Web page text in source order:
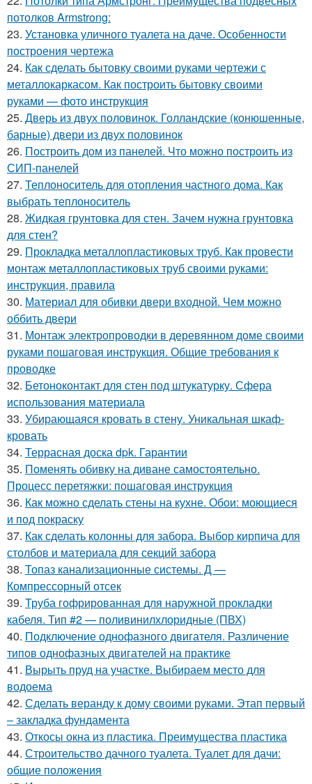
потолков Armstrong:
23. Установка уличного туалета на даче. Особенности
построения чертежа
24. Как сделать бытовку своими руками чертежи с
металлокаркасом. Как построить бытовку своими
руками — фото инструкция
25. Дверь из двух половинок. Голландские (конюшенные,
барные) двери из двух половинок
26. Построить дом из панелей. Что можно построить из
СИП-панелей
27. Теплоноситель для отопления частного дома. Как
выбрать теплоноситель
28. Жидкая грунтовка для стен. Зачем нужна грунтовка
для стен?
29. Прокладка металлопластиковых труб. Как провести
монтаж металлопластиковых труб своими руками:
инструкция, правила
30. Материал для обивки двери входной. Чем можно
оббить двери
31. Монтаж электропроводки в деревянном доме своими
руками пошаговая инструкция. Общие требования к
проводке
32. Бетоноконтакт для стен под штукатурку. Сфера
использования материала
33. Убирающаяся кровать в стену. Уникальная шкаф-
кровать
34. Террасная доска dpk. Гарантии
35. Поменять обивку на диване самостоятельно.
Процесс перетяжки: пошаговая инструкция
36. Как можно сделать стены на кухне. Обои: моющиеся
и под покраску
37. Как сделать колонны для забора. Выбор кирпича для
столбов и материала для секций забора
38. Топаз канализационные системы. Д —
Компрессорный отсек
39. Труба гофрированная для наружной прокладки
кабеля. Тип #2 — поливинилхлоридные (ПВХ)
40. Подключение однофазного двигателя. Различение
типов однофазных двигателей на практике
41. Вырыть пруд на участке. Выбираем место для
водоема
42. Сделать веранду к дому своими руками. Этап первый
– закладка фундамента
43. Откосы окна из пластика. Преимущества пластика
44. Строительство дачного туалета. Туалет для дачи:
общие положения